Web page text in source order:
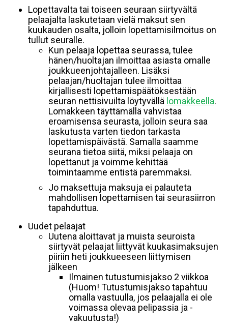
Lopettavalta tai toiseen seuraan siirtyvältä
pelaajalta laskutetaan vielä maksut sen
kuukauden osalta, jolloin lopettamisilmoitus on
tullut seuralle.
Kun pelaaja lopettaa seurassa, tulee
hänen/huoltajan ilmoittaa asiasta omalle
joukkueenjohtajalleen. Lisäksi
pelaajan/huoltajan tulee ilmoittaa
kirjallisesti lopettamispäätöksestään
seuran nettisivuilta löytyvällä lomakkeella.
Lomakkeen täyttämällä vahvistaa
eroamisensa seurasta, jolloin seura saa
laskutusta varten tiedon tarkasta
lopettamispäivästä. Samalla saamme
seurana tietoa siitä, miksi pelaaja on
lopettanut ja voimme kehittää
toimintaamme entistä paremmaksi.
Jo maksettuja maksuja ei palauteta
mahdollisen lopettamisen tai seurasiirron
tapahduttua.
Uudet pelaajat
Uutena aloittavat ja muista seuroista
siirtyvät pelaajat liittyvät kuukasimaksujen
piiriin heti joukkueeseen liittymisen
jälkeen
Ilmainen tutustumisjakso 2 viikkoa
(Huom! Tutustumisjakso tapahtuu
omalla vastuulla, jos pelaajalla ei ole
voimassa olevaa pelipassia ja -
vakuutusta!)